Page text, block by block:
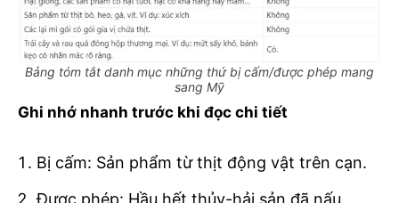
Bảng tóm tắt danh mục những thứ bị cấm/được phép mang
sang Mỹ
Ghi nhớ nhanh trước khi đọc chi tiết
Bị cấm: Sản phẩm từ thịt động vật trên cạn.